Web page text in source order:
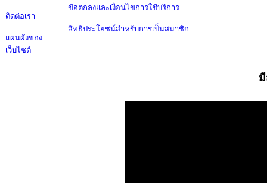
ติดต่อเรา
แผนผังของ
เว็บไซต์
ข้อตกลงและเงื่อนไขการใช้บริการ
สิทธิประโยชน์สำหรับการเป็นสมาชิก